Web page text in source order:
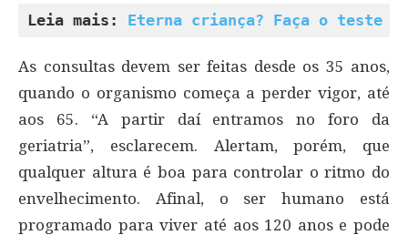
Leia mais: Eterna criança? Faça o teste
As consultas devem ser feitas desde os 35 anos,
quando o organismo começa a perder vigor, até
aos 65. “A partir daí entramos no foro da
geriatria”, esclarecem. Alertam, porém, que
qualquer altura é boa para controlar o ritmo do
envelhecimento. Afinal, o ser humano está
programado para viver até aos 120 anos e pode